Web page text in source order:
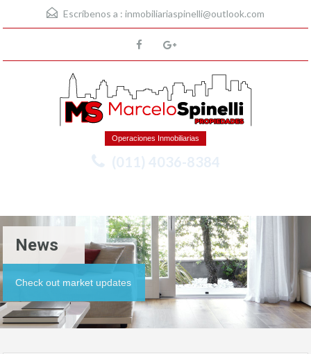
Escríbenos a : inmobiliariaspinelli@outlook.com
Operaciones Inmobiliarias
(011) 4036-8384
News
Check out market updates